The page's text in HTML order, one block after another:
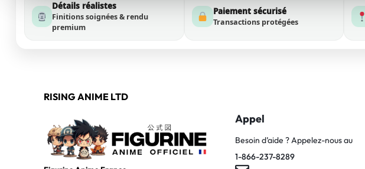
Détails réalistes
Finitions soignées & rendu
premium
Paiement sécurisé
Transactions protégées
RISING ANIME LTD
Appel
Besoin d’aide ? Appelez-nous au
1-866-237-8289